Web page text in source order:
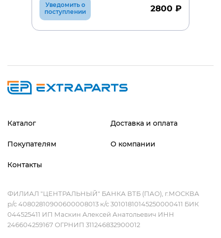
Уведомить о
поступлении
2800 ₽
Каталог Доставка и оплата
Покупателям О компании
Контакты
ФИЛИАЛ "ЦЕНТРАЛЬНЫЙ" БАНКА ВТБ (ПАО), г.МОСКВА
р/с 40802810900600008013 к/с 30101810145250000411 БИК
044525411 ИП Маскин Алексей Анатольевич ИНН
246604259167 ОГРНИП 311246832900012